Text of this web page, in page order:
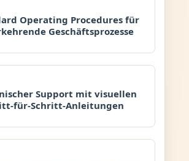
Operating Procedures für
Geschäftsprozesse
Support mit visuellen
für-Schritt-Anleitungen